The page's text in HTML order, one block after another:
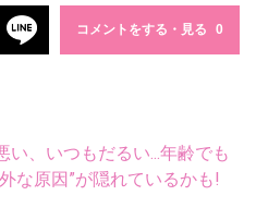
コメントをする・見る
、いつもだるい...年齢でも
な原因”が隠れているかも!